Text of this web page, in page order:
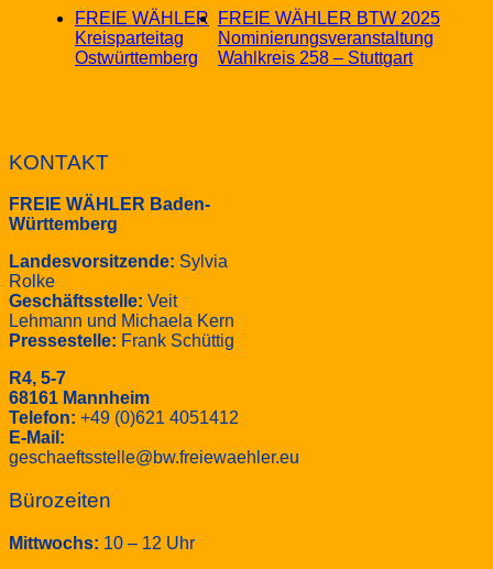
FREIE WÄHLER
Kreisparteitag
Ostwürttemberg
FREIE WÄHLER BTW 2025
Nominierungsveranstaltung
Wahlkreis 258 – Stuttgart
KONTAKT
FREIE WÄHLER Baden-
Württemberg
Landesvorsitzende: Sylvia
Rolke
Geschäftsstelle: Veit
Lehmann und Michaela Kern
Pressestelle: Frank Schüttig
R4, 5-7
68161 Mannheim
Telefon: +49 (0)621 4051412
E-Mail:
geschaeftsstelle@bw.freiewaehler.eu
Bürozeiten
Mittwochs: 10 – 12 Uhr